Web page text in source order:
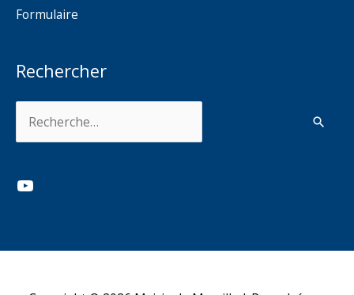
Formulaire
Rechercher
YouTube